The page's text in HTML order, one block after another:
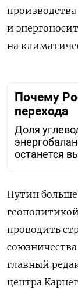
производства
и
на
Почему
перехода
Доля
останется
Путин
проводить
главный
центра